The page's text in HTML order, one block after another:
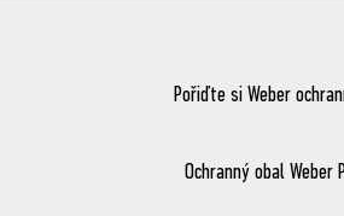
Pořiďte si Weber
Ochranný obal